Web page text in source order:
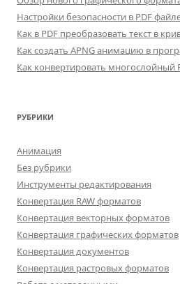
Настройки безопасности в PDF
Как в PDF преобразовать текст в
Как создать APNG анимацию в
Как конвертировать многослойный
РУБРИКИ
Анимация
Без рубрики
Инструменты редактирования
Конвертация RAW форматов
Конвертация векторных форматов
Конвертация графических форматов
Конвертация документов
Конвертация растровых форматов